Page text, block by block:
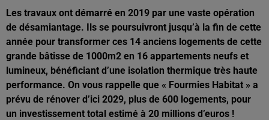
Les travaux ont démarré en 2019 par une vaste opération
de désamiantage. Ils se poursuivront jusqu’à la fin de cette
année pour transformer ces 14 anciens logements de cette
grande bâtisse de 1000m2 en 16 appartements neufs et
lumineux, bénéficiant d’une isolation thermique très haute
performance. On vous rappelle que « Fourmies Habitat » a
prévu de rénover d’ici 2029, plus de 600 logements, pour
un investissement total estimé à 20 millions d’euros !